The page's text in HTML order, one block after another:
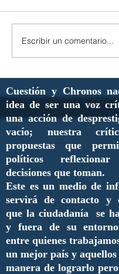
Escribir un comentario...
Cuestión y Chronos
idea de ser una voz
una acción de
vacío; nuestra
propuestas que
políticos
decisiones que toman.
Este es un medio de
servirá de contacto y
que la ciudadanía se
y fuera de su
entre quienes
un mejor país y aquellos
manera de lograrlo